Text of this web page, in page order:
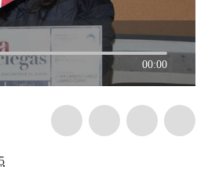
00:00